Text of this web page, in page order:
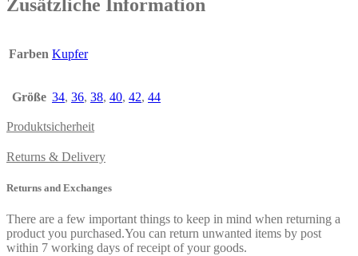
Zusätzliche Information
Farben Kupfer
Größe 34, 36, 38, 40, 42, 44
Produktsicherheit
Returns & Delivery
Returns and Exchanges
There are a few important things to keep in mind when returning a
product you purchased.You can return unwanted items by post
within 7 working days of receipt of your goods.